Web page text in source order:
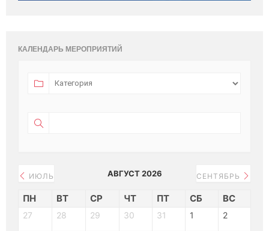
КАЛЕНДАРЬ МЕРОПРИЯТИЙ
ИЮЛЬ АВГУСТ 2026 СЕНТЯБРЬ
ПН ВТ СР ЧТ ПТ СБ ВС
27 28 29 30 31 1 2